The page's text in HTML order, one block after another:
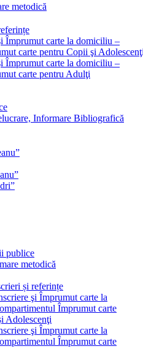
metodică
Împrumut carte la domiciliu –
carte pentru Copii şi
Împrumut carte la domiciliu –
carte pentru Adulţi
Informare Bibliografică
publice
metodică
și referințe
şi Împrumut carte la
Împrumut carte
Adolescenţi
şi Împrumut carte la
Împrumut carte